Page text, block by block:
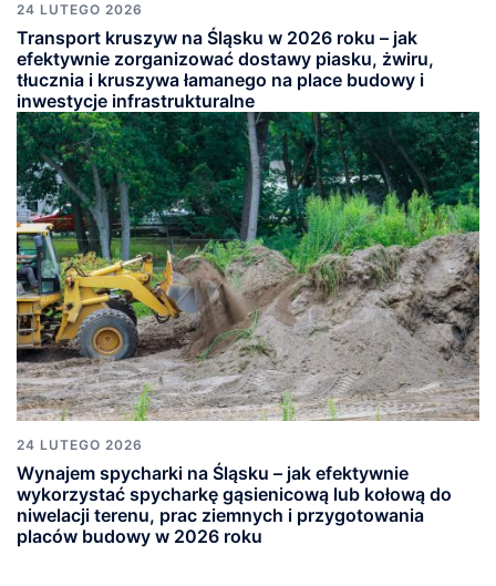
24 LUTEGO 2026
Transport kruszyw na Śląsku w 2026 roku – jak
efektywnie zorganizować dostawy piasku, żwiru,
tłucznia i kruszywa łamanego na place budowy i
inwestycje infrastrukturalne
24 LUTEGO 2026
Wynajem spycharki na Śląsku – jak efektywnie
wykorzystać spycharkę gąsienicową lub kołową do
niwelacji terenu, prac ziemnych i przygotowania
placów budowy w 2026 roku